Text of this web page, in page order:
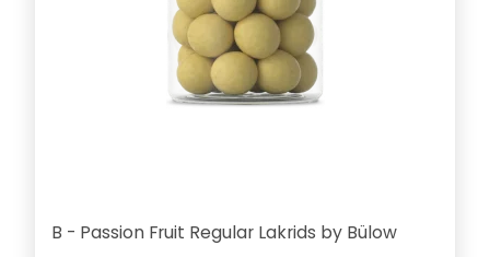
B - Passion Fruit Regular Lakrids by Bülow